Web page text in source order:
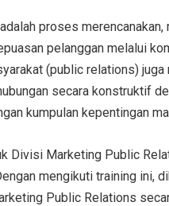
proses
pelanggan melalui
(public relations)
secara konstruktif
kumpulan kepentingan
Divisi Marketing Public
mengikuti training ini,
Public Relations